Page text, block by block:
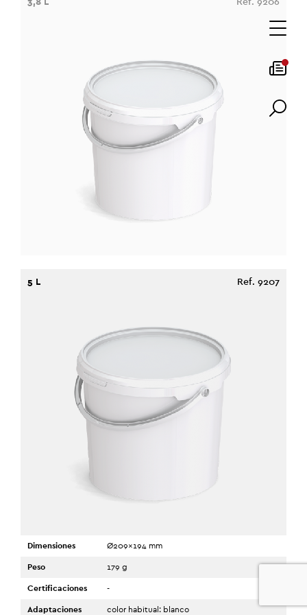
3,8 L Ref. 9206
5 L Ref. 9207
Dimensiones Ø209x194 mm
Peso 179 g
Certificaciones -
Adaptaciones color habitual: blanco